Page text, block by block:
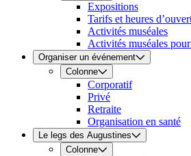
Expositions
Tarifs et heures
Activités muséales
Activités muséales
Organiser un événement
Colonne
Corporatif
Privé
Retraite
Organisation en santé
Le legs des Augustines
Colonne